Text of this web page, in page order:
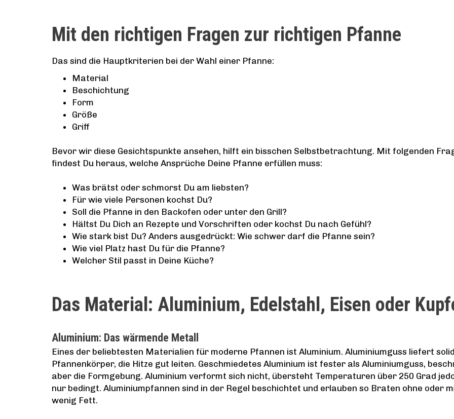
Mit den richtigen Fragen zur richtigen Pfanne
Das sind die Hauptkriterien bei der Wahl einer Pfanne:
Material
Beschichtung
Form
Größe
Griff
Bevor wir diese Gesichtspunkte ansehen, hilft ein bisschen Selbstbetrachtung. Mit folgenden
findest Du heraus, welche Ansprüche Deine Pfanne erfüllen muss:
Was brätst oder schmorst Du am liebsten?
Für wie viele Personen kochst Du?
Soll die Pfanne in den Backofen oder unter den Grill?
Hältst Du Dich an Rezepte und Vorschriften oder kochst Du nach Gefühl?
Wie stark bist Du? Anders ausgedrückt: Wie schwer darf die Pfanne sein?
Wie viel Platz hast Du für die Pfanne?
Welcher Stil passt in Deine Küche?
Das Material: Aluminium, Edelstahl, Eisen oder
Aluminium: Das wärmende Metall
Eines der beliebtesten Materialien für moderne Pfannen ist Aluminium. Aluminiumguss liefert
Pfannenkörper, die Hitze gut leiten. Geschmiedetes Aluminium ist fester als Aluminiumguss,
aber die Formgebung. Aluminium verformt sich nicht, übersteht Temperaturen über 250 Grad
nur bedingt. Aluminiumpfannen sind in der Regel beschichtet und erlauben so Braten ohne oder
wenig Fett.